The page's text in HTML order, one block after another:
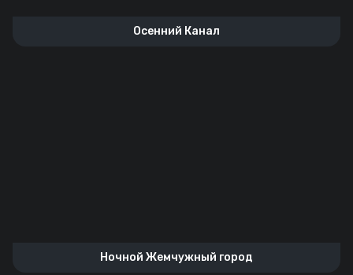
Осенний Канал
Ночной Жемчужный город